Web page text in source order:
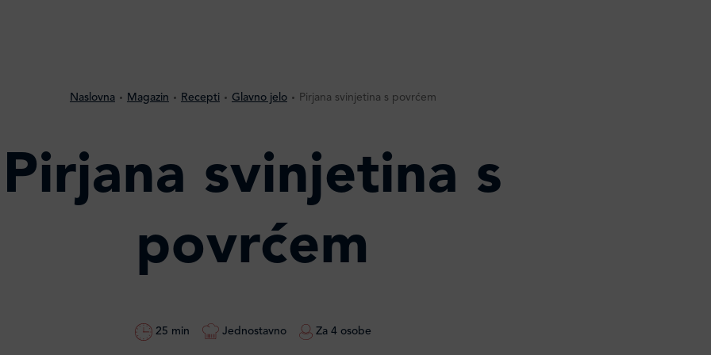
Naslovna Magazin Recepti Glavno jelo Pirjana svinjetina s povrćem
Pirjana svinjetina s
povrćem
25 min Jednostavno Za 4 osobe